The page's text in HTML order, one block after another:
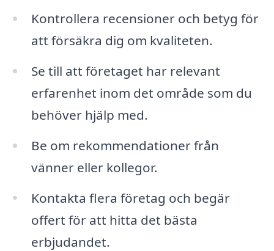
Kontrollera recensioner och betyg för
att försäkra dig om kvaliteten.
Se till att företaget har relevant
erfarenhet inom det område som du
behöver hjälp med.
Be om rekommendationer från
vänner eller kollegor.
Kontakta flera företag och begär
offert för att hitta det bästa
erbjudandet.